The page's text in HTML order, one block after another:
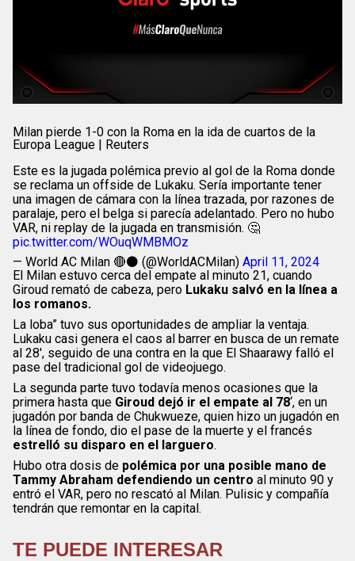
Milan pierde 1-0 con la Roma en la ida de cuartos de la
Europa League | Reuters
Este es la jugada polémica previo al gol de la Roma donde
se reclama un offside de Lukaku. Sería importante tener
una imagen de cámara con la línea trazada, por razones de
paralaje, pero el belga si parecía adelantado. Pero no hubo
VAR, ni replay de la jugada en transmisión. 🤔
pic.twitter.com/WOuqWMBMOz
— World AC Milan 🔴⚫ (@WorldACMilan) April 11, 2024
El Milan estuvo cerca del empate al minuto 21, cuando
Giroud remató de cabeza, pero Lukaku salvó en la línea a
los romanos.
La loba” tuvo sus oportunidades de ampliar la ventaja.
Lukaku casi genera el caos al barrer en busca de un remate
al 28′, seguido de una contra en la que El Shaarawy falló el
pase del tradicional gol de videojuego.
La segunda parte tuvo todavía menos ocasiones que la
primera hasta que Giroud dejó ir el empate al 78‘, en un
jugadón por banda de Chukwueze, quien hizo un jugadón en
la línea de fondo, dio el pase de la muerte y el francés
estrelló su disparo en el larguero.
Hubo otra dosis de polémica por una posible mano de
Tammy Abraham defendiendo un centro al minuto 90 y
entró el VAR, pero no rescató al Milan. Pulisic y compañía
tendrán que remontar en la capital.
TE PUEDE INTERESAR